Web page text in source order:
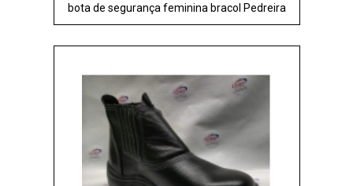
bota de segurança feminina bracol Pedreira